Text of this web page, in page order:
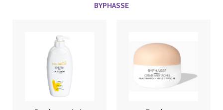
BYPHASSE